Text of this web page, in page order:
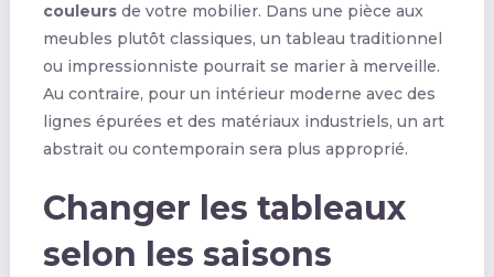
couleursde votre mobilier. Dans une pièce aux
meubles plutôt classiques, un tableau traditionnel
ou impressionniste pourrait se marier à merveille.
Au contraire, pour un intérieur moderne avec des
lignes épurées et des matériaux industriels, un art
abstrait ou contemporain sera plus approprié.
Changer les tableaux
selon les saisons